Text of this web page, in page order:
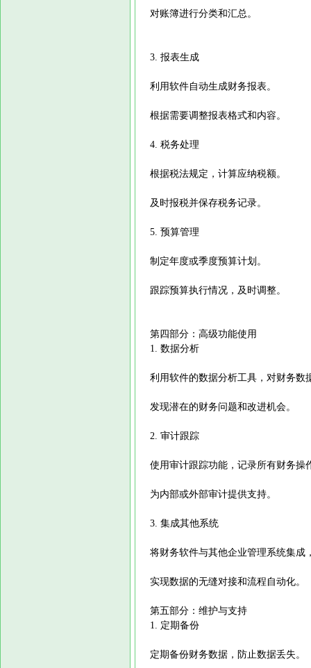
对账簿进行分类和汇总。
3. 报表生成
利用软件自动生成财务报表。
根据需要调整报表格式和内容。
4. 税务处理
根据税法规定，计算应纳税额。
及时报税并保存税务记录。
5. 预算管理
制定年度或季度预算计划。
跟踪预算执行情况，及时调整。
第四部分：高级功能使用
1. 数据分析
利用软件的数据分析工具，对财务数
发现潜在的财务问题和改进机会。
2. 审计跟踪
使用审计跟踪功能，记录所有财务操
为内部或外部审计提供支持。
3. 集成其他系统
将财务软件与其他企业管理系统集成
实现数据的无缝对接和流程自动化。
第五部分：维护与支持
1. 定期备份
定期备份财务数据，防止数据丢失。